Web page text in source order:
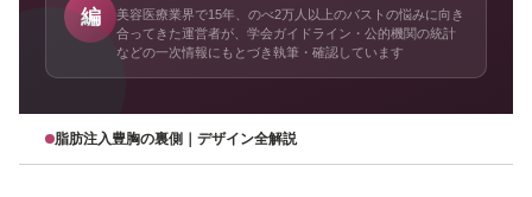
編
美容医療業界で15年、のべ2万人以上のバストの悩みに向き
合ってきた運営者が、学会ガイドライン・公的機関の統計
などの一次情報にもとづき執筆・確認しています
脂肪注入豊胸の裏側｜デザイン全解説